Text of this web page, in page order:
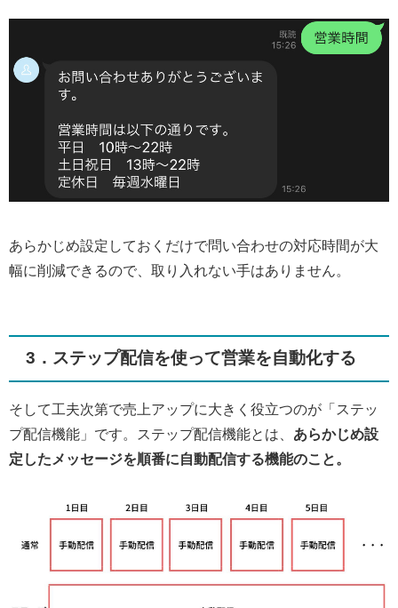
あらかじめ設定しておくだけで問い合わせの対応時間が大
幅に削減できるので、取り入れない手はありません。
3．ステップ配信を使って営業を自動化する
そして工夫次第で売上アップに大きく役立つのが「ステッ
プ配信機能」です。ステップ配信機能とは、 あらかじめ設
定したメッセージを順番に自動配信する機能のこと。